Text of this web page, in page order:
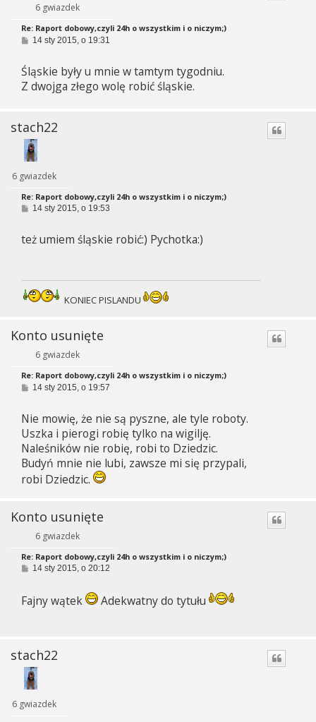
6 gwiazdek
Re: Raport dobowy,czyli 24h o wszystkim i o niczym;)
P
t
14 sty 2015, o 19:31
Śląskie były u mnie w tamtym tygodniu.
Z dwojga złego wolę robić śląskie.
stach22
6 gwiazdek
Re: Raport dobowy,czyli 24h o wszystkim i o niczym;)
P
t
14 sty 2015, o 19:53
też umiem śląskie robić:) Pychotka:)
KONIEC PISLANDU
Konto usunięte
6 gwiazdek
Re: Raport dobowy,czyli 24h o wszystkim i o niczym;)
P
t
14 sty 2015, o 19:57
Nie mowię, że nie są pyszne, ale tyle roboty.
Uszka i pierogi robię tylko na wigilję.
Naleśników nie robię, robi to Dziedzic.
Budyń mnie nie lubi, zawsze mi się przypali,
robi Dziedzic.
Konto usunięte
6 gwiazdek
Re: Raport dobowy,czyli 24h o wszystkim i o niczym;)
P
t
14 sty 2015, o 20:12
Fajny wątek Adekwatny do tytułu
stach22
6 gwiazdek